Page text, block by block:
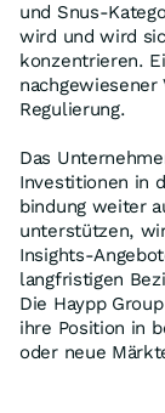
und Snus-
wird und wird
konzentrieren.
nachgewiesener
Regulierung.
Das
Investitionen in
bindung weiter
unterstützen,
Insights-
langfristigen
Die Haypp
ihre Position in
oder neue